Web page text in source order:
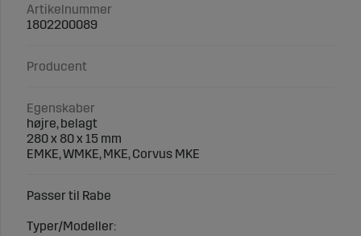
Artikelnummer
1802200089
Producent
Egenskaber
højre, belagt
280 x 80 x 15 mm
EMKE, WMKE, MKE, Corvus MKE
Passer til Rabe
Typer/Modeller: